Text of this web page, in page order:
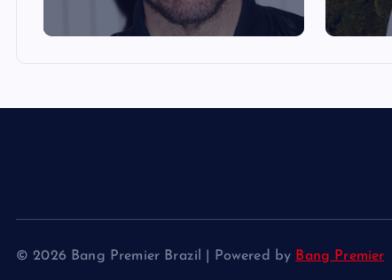
© 2026 Bang Premier Brazil | Powered by Bang Premier